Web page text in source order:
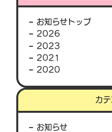
お知らせトップ
2026
2023
2021
2020
カテ
お知らせ